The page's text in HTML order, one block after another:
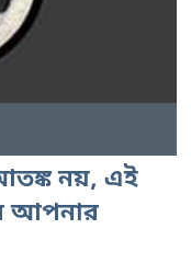
নয়, এই
আপনার